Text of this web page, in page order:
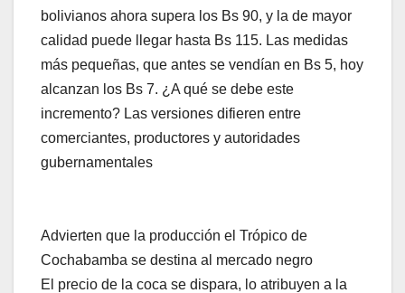
bolivianos ahora supera los Bs 90, y la de mayor
calidad puede llegar hasta Bs 115. Las medidas
más pequeñas, que antes se vendían en Bs 5, hoy
alcanzan los Bs 7. ¿A qué se debe este
incremento? Las versiones difieren entre
comerciantes, productores y autoridades
gubernamentales
Advierten que la producción el Trópico de
Cochabamba se destina al mercado negro
El precio de la coca se dispara, lo atribuyen a la